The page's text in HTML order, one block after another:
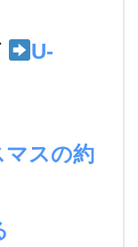
U-
スの約